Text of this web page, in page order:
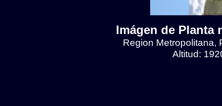
Imágen de Planta
Region Metropolitana,
Altitud: